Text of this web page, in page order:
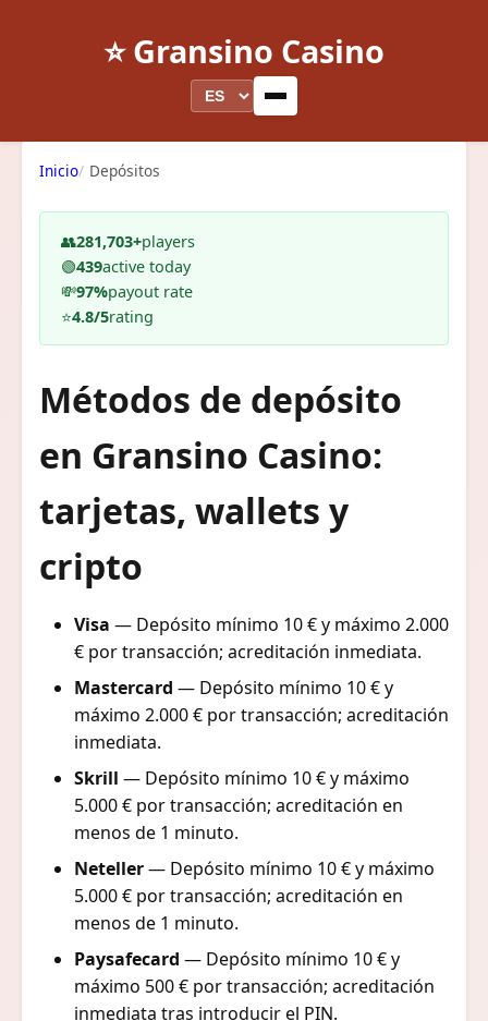
⭐ Gransino Casino
Inicio Depósitos
👥281,703+players
🟢439active today
💸97%payout rate
⭐4.8/5rating
Métodos de depósito
en Gransino Casino:
tarjetas, wallets y
cripto
Visa — Depósito mínimo 10 € y máximo 2.000
€ por transacción; acreditación inmediata.
Mastercard — Depósito mínimo 10 € y
máximo 2.000 € por transacción; acreditación
inmediata.
Skrill — Depósito mínimo 10 € y máximo
5.000 € por transacción; acreditación en
menos de 1 minuto.
Neteller— Depósito mínimo 10 € y máximo
5.000 € por transacción; acreditación en
menos de 1 minuto.
Paysafecard — Depósito mínimo 10 € y
máximo 500 € por transacción; acreditación
inmediata tras introducir el PIN.